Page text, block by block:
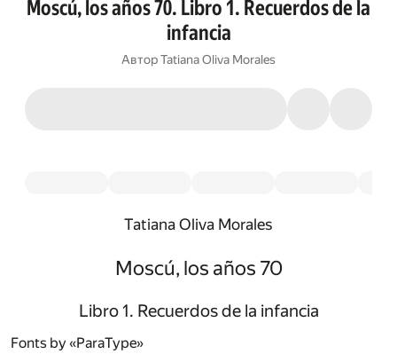
Moscú, los años 70. Libro 1. Recuerdos de la
infancia
АвторTatiana Oliva Morales
Tatiana Oliva Morales
Moscú, los años 70
Libro 1. Recuerdos de la infancia
Fonts by «ParaType»